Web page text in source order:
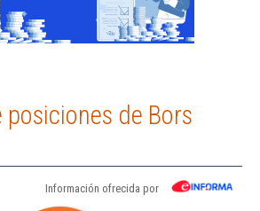
posiciones de Bors
Información ofrecida por